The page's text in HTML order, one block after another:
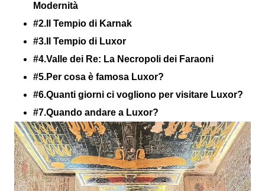
Modernità
#2.Il Tempio di Karnak
#3.Il Tempio di Luxor
#4.Valle dei Re: La Necropoli dei Faraoni
#5.Per cosa è famosa Luxor?
#6.Quanti giorni ci vogliono per visitare Luxor?
#7.Quando andare a Luxor?